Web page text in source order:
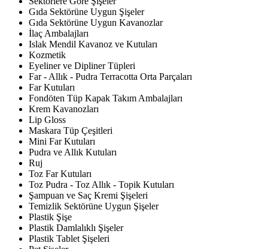
Gıda Sektörüne Uygun Şişeler
Gıda Sektörüne Uygun Kavanozlar
İlaç Ambalajları
Islak Mendil Kavanoz ve Kutuları
Kozmetik
Eyeliner ve Dipliner Tüpleri
Far - Allık - Pudra Terracotta Orta Parçaları
Far Kutuları
Fondöten Tüp Kapak Takım Ambalajları
Krem Kavanozları
Lip Gloss
Maskara Tüp Çeşitleri
Mini Far Kutuları
Pudra ve Allık Kutuları
Ruj
Toz Far Kutuları
Toz Pudra - Toz Allık - Topik Kutuları
Şampuan ve Saç Kremi Şişeleri
Temizlik Sektörüne Uygun Şişeler
Plastik Şişe
Plastik Damlalıklı Şişeler
Plastik Tablet Şişeleri